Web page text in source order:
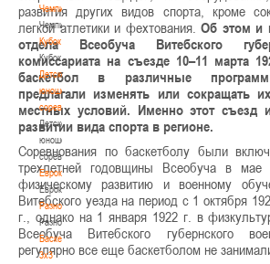
Чемпионат
Чемпионат
Кубок
Кубок
Детско-
юношеские
соревнования
Детско-
юношеские
соревнования
Еврокубки
Еврокубки
Разное
Разное
Баскетбол
3х3
развития других видов спорта, кроме
легкой атлетики и фехтования. Об этом и
отдела Всеобуча Витебского
комиссариата на съезде 10–11 марта
баскетбол в различные
предлагали изменять или сокращать
местных условий. Именно этот
развитии вида спорта в регионе.
Соревнования по баскетболу были
трехлетней годовщины Всеобуча в мае
физическому развитию и военному
Витебского уезда на период с 1 октября
г., однако на 1 января 1922 г. в
Всеобуча Витебского губернского
регулярно все еще баскетболом не